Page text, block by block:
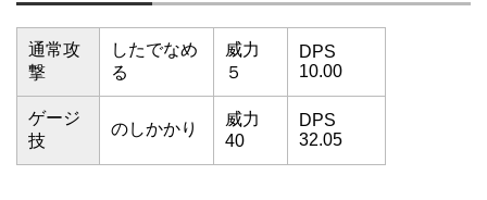
通常攻
撃
したでなめ
る
威力
５
DPS
10.00
ゲージ
技
のしかかり
威力
40
DPS
32.05